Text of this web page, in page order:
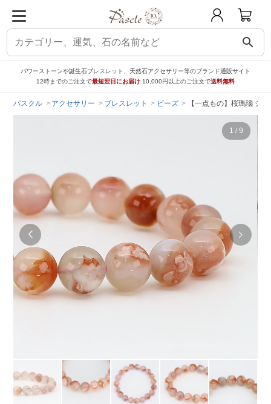
search
パワーストーンや誕生石ブレスレット、天然石アクセサリー等のブランド通販サイト
12時までのご注文で最短翌日にお届け 10,000円以上のご注文で送料無料
パスクル アクセサリー ブレスレット ビーズ 【一点もの】桜瑪瑙 シ
1 / 9